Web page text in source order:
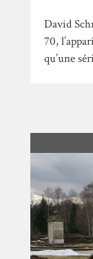
David
70,
qu’une